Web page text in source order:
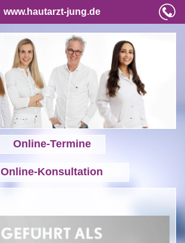
www.hautarzt-jung.de
Online-Termine
Online-Konsultation